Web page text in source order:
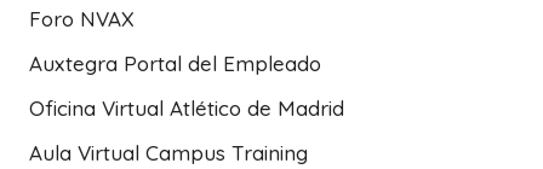
Foro NVAX
Auxtegra Portal del Empleado
Oficina Virtual Atlético de Madrid
Aula Virtual Campus Training